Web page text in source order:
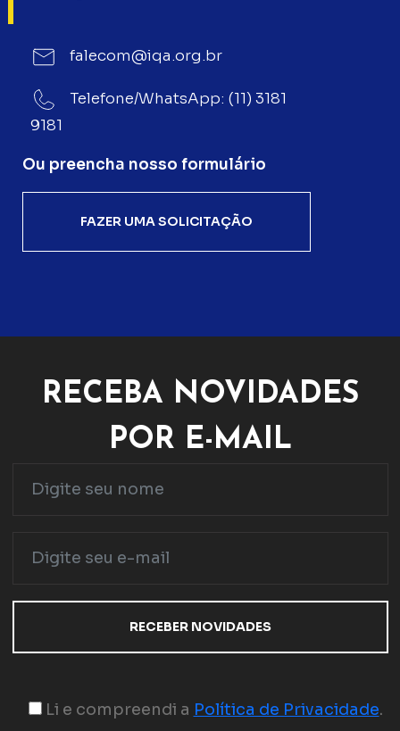
falecom@iqa.org.br
Telefone/WhatsApp: (11) 3181
9181
Ou preencha nosso formulário
FAZER UMA SOLICITAÇÃO
RECEBA NOVIDADES
POR E-MAIL
Li e compreendi a Política de Privacidade.